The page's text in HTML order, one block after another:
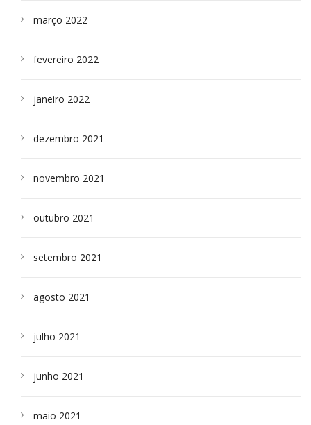
março 2022
fevereiro 2022
janeiro 2022
dezembro 2021
novembro 2021
outubro 2021
setembro 2021
agosto 2021
julho 2021
junho 2021
maio 2021